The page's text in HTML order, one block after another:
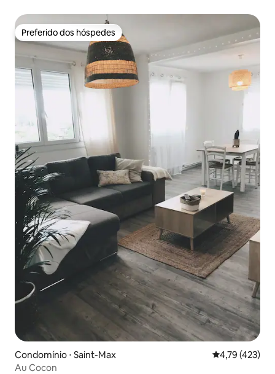
Preferido dos hóspedes
Preferido dos hóspedes
Condomínio ⋅ Saint-Max 4,79 de uma
4,79 (423)
Au Cocon